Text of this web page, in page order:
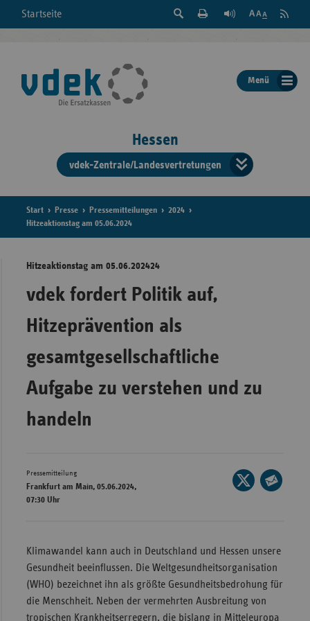
Startseite
Suche
der
Seite
Feed
Menü
Hessen
vdek-Zentrale/Landesvertretungen
der
Start Presse Pressemitteilungen
2024
Hitzeaktionstag am 05.06.2024
Hitzeaktionstag am 05.06.202424
vdek fordert Politik auf,
Hitzeprävention als
gesamtgesellschaftliche
Aufgabe zu verstehen und zu
handeln
Pressemitteilung
Frankfurt am Main, 05.06.2024,
07:30 Uhr
Seite
auf
Mail
teilen
Klimawandel kann auch in Deutschland und Hessen unsere
Gesundheit beeinflussen. Die Weltgesundheits­organisation
(WHO) bezeichnet ihn als größte Gesundheitsbedrohung für
die Menschheit. Neben der vermehrten Ausbreitung von
tropischen Krankheitserregern, die bislang in Mitteleuropa